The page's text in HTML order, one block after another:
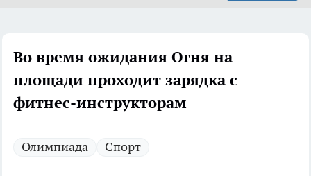
Во время ожидания Огня на
площади проходит зарядка с
фитнес-инструкторам
Олимпиада Спорт